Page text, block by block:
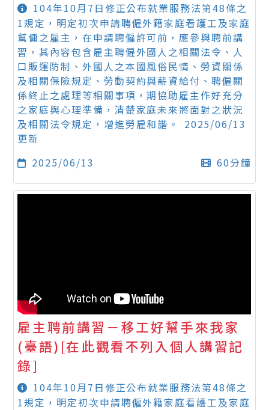
104年10月7日修正公布就業服務法第48條之
1規定，明定初次申請聘僱外籍家庭看護工及家庭
幫傭之雇主，在申請聘僱許可前，應參與聘前講
習，其內容包含雇主聘僱外國人之相關法令、人
口販運防制、外國人之本國風俗民情、勞資關係
及相關保險規定、勞動契約與薪資給付、聘僱關
係終止之處理等相關事項，期協助雇主作好充分
之家庭與心理準備，清楚家庭未來將面對之狀況
及相關法令規定，增進勞雇和諧。 2025/06/13
更新
2025/06/13
60分鐘
雇主聘前講習－移工好幫手來我家
(臺語)[在此觀看不列入個人講習記
錄]
104年10月7日修正公布就業服務法第48條之
1規定，明定初次申請聘僱外籍家庭看護工及家庭